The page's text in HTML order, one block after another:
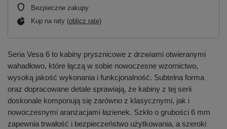
Bezpieczne zakupy
Kup na raty (oblicz ratę)
Seria Vesa 6 to kabiny prysznicowe z drzwiami otwieranymi
wahadłowo, które łączą w sobie nowoczesne wzornictwo,
wysoką jakość wykonania i funkcjonalność. Subtelna forma
oraz dopracowane detale sprawiają, że kabiny z tej serii
doskonale komponują się zarówno z klasycznymi, jak i
nowoczesnymi aranżacjami łazienek. Szkło o grubości 6 mm
zapewnia trwałość i bezpieczeństwo użytkowania, a szeroki